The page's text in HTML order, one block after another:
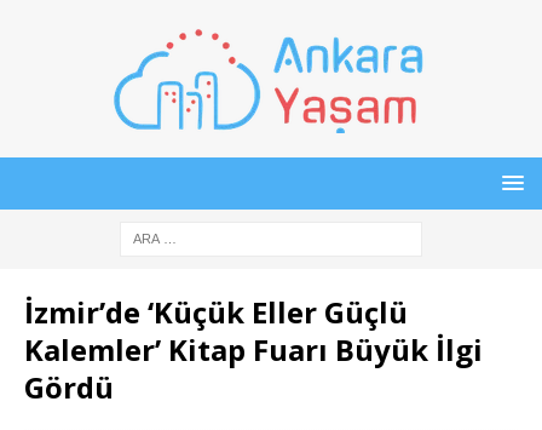
İzmir’de ‘Küçük Eller Güçlü
Kalemler’ Kitap Fuarı Büyük İlgi
Gördü